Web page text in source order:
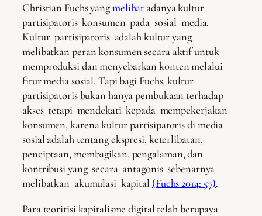
Christian Fuchs yangmelihat adanya kultur
partisipatoris konsumen pada sosial media.
Kultur partisipatoris adalah kultur yang
melibatkan peran konsumen secara aktif untuk
memproduksi dan menyebarkan konten melalui
fitur media sosial. Tapi bagi Fuchs, kultur
partisipatoris bukan hanya pembukaan terhadap
akses tetapi mendekati kepada mempekerjakan
konsumen, karena kultur partisipatoris di media
sosial adalah tentang ekspresi, keterlibatan,
penciptaan, membagikan, pengalaman, dan
kontribusi yang secara antagonis sebenarnya
melibatkan akumulasi kapital (Fuchs 2014: 57).
Para teoritisi kapitalisme digital telah berupaya